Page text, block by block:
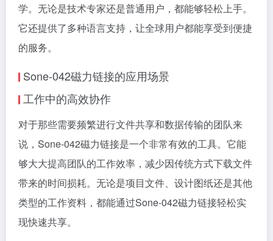
学。无论是技术专家还是普通用户，都能够轻松上手。
它还提供了多种语言支持，让全球用户都能享受到便捷
的服务。
Sone-042磁力链接的应用场景
工作中的高效协作
对于那些需要频繁进行文件共享和数据传输的团队来
说，Sone-042磁力链接是一个非常有效的工具。它能
够大大提高团队的工作效率，减少因传统方式下载文件
带来的时间损耗。无论是项目文件、设计图纸还是其他
类型的工作资料，都能通过Sone-042磁力链接轻松实
现快速共享。